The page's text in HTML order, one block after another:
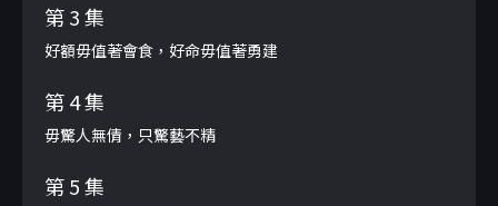
第 3 集
好額毋值著會食，好命毋值著勇建
第 4 集
毋驚人無倩，只驚藝不精
第 5 集